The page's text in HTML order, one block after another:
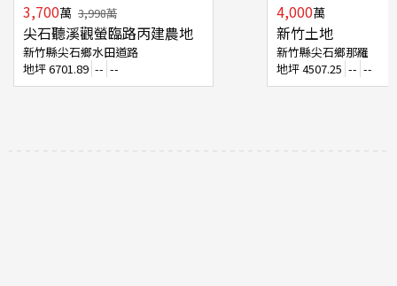
3,700萬 3,998萬
尖石聽溪觀螢臨路丙建農地
新竹縣尖石鄉水田道路
地坪6701.89 -- --
4,000萬
新竹土地
新竹縣尖石鄉那羅
地坪4507.25 -- --